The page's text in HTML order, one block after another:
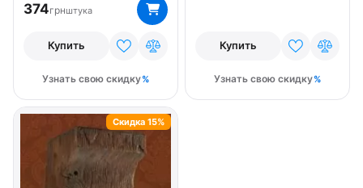
374грнштука
Купить
Узнать свою скидку
Купить
Узнать свою скидку
Скидка 15%